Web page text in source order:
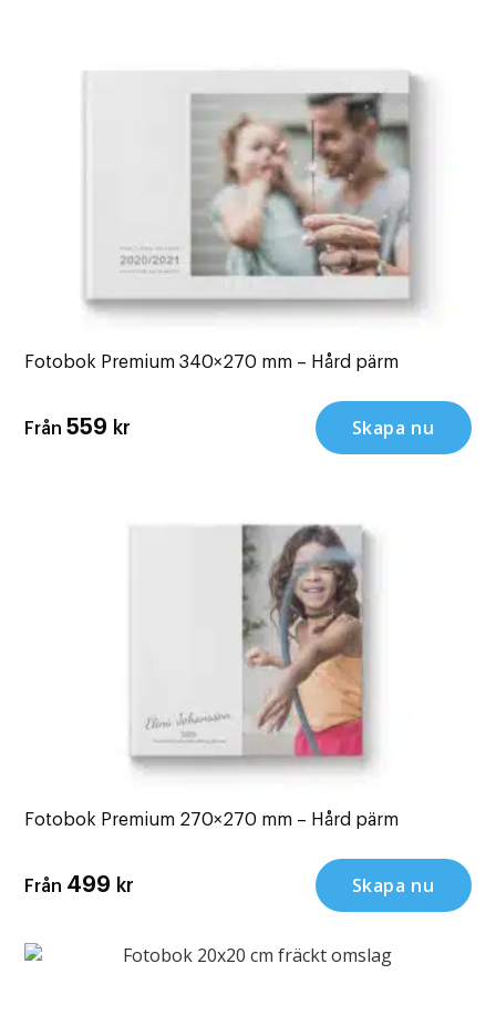
Fotobok Premium 340×270 mm – Hård pärm
Från 559 kr Skapa nu
Fotobok Premium 270×270 mm – Hård pärm
Från 499 kr Skapa nu